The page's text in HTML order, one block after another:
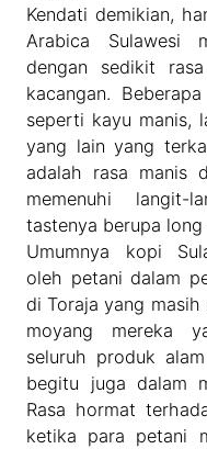
Kendati demikian,
Arabica Sulawesi
dengan sedikit
kacangan.
seperti kayu manis,
yang lain yang
adalah rasa manis
memenuhi
tastenya berupa long
Umumnya kopi
oleh petani dalam
di Toraja yang masih
moyang mereka
seluruh produk
begitu juga dalam
Rasa hormat
ketika para petani